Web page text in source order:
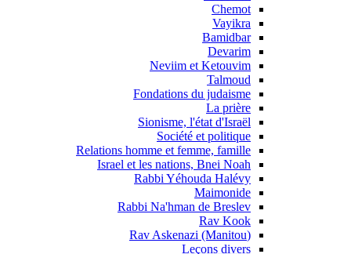
Chemot
Vayikra
Bamidbar
Devarim
Neviim et Ketouvim
Talmoud
Fondations du judaisme
La prière
Sionisme, l'état d'Israël
Société et politique
Relations homme et femme, famille
Israel et les nations, Bnei Noah
Rabbi Yéhouda Halévy
Maimonide
Rabbi Na'hman de Breslev
Rav Kook
(Rav Askenazi (Manitou
Leçons divers